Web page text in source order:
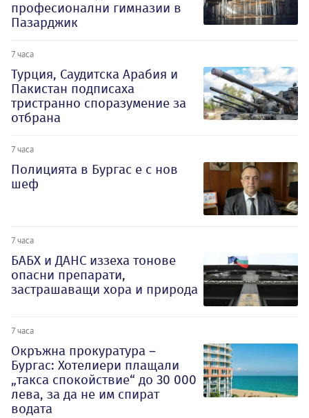
професионални гимназии в
Пазарджик
7 часа
Турция, Саудитска Арабия и
Пакистан подписаха
тристранно споразумение за
отбрана
7 часа
Полицията в Бургас е с нов
шеф
7 часа
БАБХ и ДАНС иззеха тонове
опасни препарати,
застрашаващи хора и природа
7 часа
Окръжна прокуратура –
Бургас: Хотелиери плащали
„такса спокойствие“ до 30 000
лева, за да не им спират
водата